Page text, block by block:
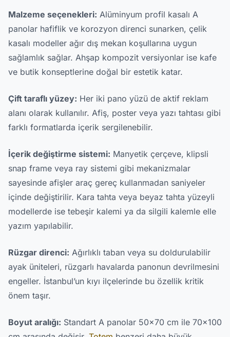
Malzeme seçenekleri: Alüminyum profil kasalı A
panolar hafiflik ve korozyon direnci sunarken, çelik
kasalı modeller ağır dış mekan koşullarına uygun
sağlamlık sağlar. Ahşap kompozit versiyonlar ise kafe
ve butik konseptlerine doğal bir estetik katar.
Çift taraflı yüzey: Her iki pano yüzü de aktif reklam
alanı olarak kullanılır. Afiş, poster veya yazı tahtası gibi
farklı formatlarda içerik sergilenebilir.
İçerik değiştirme sistemi: Manyetik çerçeve, klipsli
snap frame veya ray sistemi gibi mekanizmalar
sayesinde afişler araç gereç kullanmadan saniyeler
içinde değiştirilir. Kara tahta veya beyaz tahta yüzeyli
modellerde ise tebeşir kalemi ya da silgili kalemle elle
yazım yapılabilir.
Rüzgar direnci: Ağırlıklı taban veya su doldurulabilir
ayak üniteleri, rüzgarlı havalarda panonun devrilmesini
engeller. İstanbul’un kıyı ilçelerinde bu özellik kritik
önem taşır.
Boyut aralığı: Standart A panolar 50x70 cm ile 70x100